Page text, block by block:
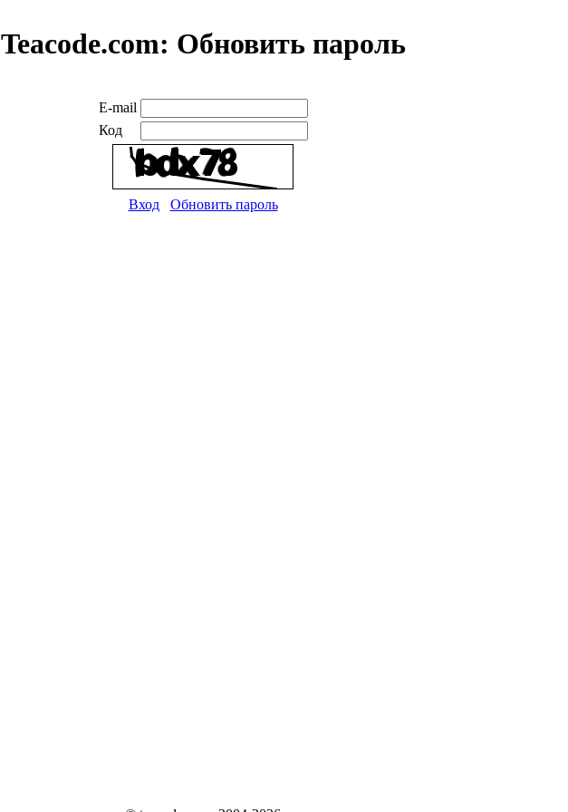
Teacode.com: Обновить пароль
E-mail
Код
Вход Обновить пароль